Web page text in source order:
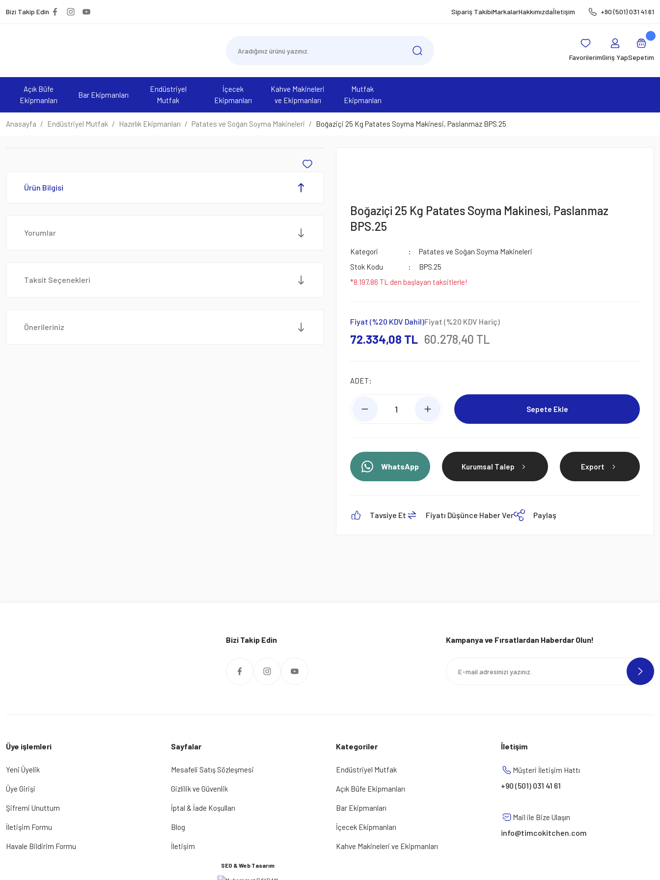
Bizi Takip Edin Sipariş TakibiMarkalarHakkımızdaİletişim +90 (501) 031 41 61
FavorilerimGiriş YapSepetim
Açık Büfe
Ekipmanları
Bar Ekipmanları
Endüstriyel
Mutfak
İçecek
Ekipmanları
Kahve Makineleri
ve Ekipmanları
Mutfak
Ekipmanları
Anasayfa Endüstriyel Mutfak Hazırlık Ekipmanları Patates ve Soğan Soyma Makineleri Boğaziçi 25 Kg Patates Soyma Makinesi, Paslanmaz BPS.25
Ürün Bilgisi
Yorumlar
Taksit Seçenekleri
Önerileriniz
Boğaziçi 25 Kg Patates Soyma Makinesi, Paslanmaz
BPS.25
Kategori
Patates ve Soğan Soyma Makineleri
Stok Kodu
BPS.25
*8.197,86 TL den başlayan taksitlerle!
Fiyat (%20 KDV Dahil)
72.334,08 TL
Fiyat (%20 KDV Hariç)
60.278,40 TL
ADET:
Sepete Ekle
WhatsApp Kurumsal Talep Export
Tavsiye Et Fiyatı Düşünce Haber Ver Paylaş
Bizi Takip Edin Kampanya ve Fırsatlardan Haberdar Olun!
Üye işlemleri
Yeni Üyelik
Üye Girişi
Şifremi Unuttum
İletişim Formu
Havale Bildirim Formu
Sayfalar
Mesafeli Satış Sözleşmesi
Gizlilik ve Güvenlik
İptal & İade Koşulları
Blog
İletişim
Kategoriler
Endüstriyel Mutfak
Açık Büfe Ekipmanları
Bar Ekipmanları
İçecek Ekipmanları
Kahve Makineleri ve Ekipmanları
SEO & Web Tasarım
İletişim
Müşteri İletişim Hattı
+90 (501) 031 41 61
Mail ile Bize Ulaşın
info@timcokitchen.com